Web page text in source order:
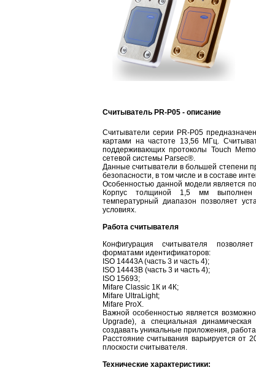
Считыватель PR-P05 - описание
Считыватели серии PR-P05
картами на частоте 13,56 МГц.
поддерживающих протоколы Touch
сетевой системы Parsec®.
Данные считыватели в большей степени
безопасности, в том числе и в составе
Особенностью данной модели является
Корпус толщиной 1,5 мм
температурный диапазон позволяет
условиях.
Работа считывателя
Конфигурация считывателя
форматами идентификаторов:
ISO 14443A (часть 3 и часть 4);
ISO 14443B (часть 3 и часть 4);
ISO 15693;
Mifare Classic 1К и 4К;
Mifare UltraLight;
Mifare ProX.
Важной особенностью является
Upgrade), а специальная динамическая
создавать уникальные приложения,
Расстояние считывания варьируется от
плоскости считывателя.
Технические характеристики: